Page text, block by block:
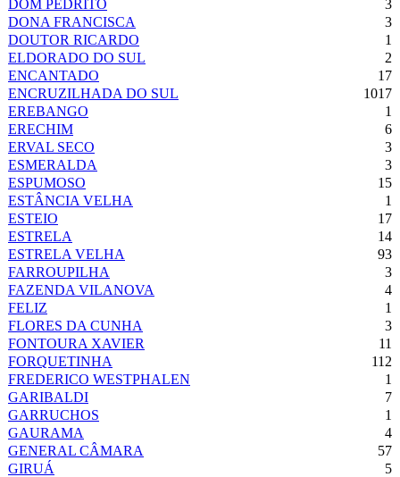
DOM PEDRITO
3
DONA FRANCISCA
3
DOUTOR RICARDO
1
ELDORADO DO SUL
2
ENCANTADO
17
ENCRUZILHADA DO SUL
1017
EREBANGO
1
ERECHIM
6
ERVAL SECO
3
ESMERALDA
3
ESPUMOSO
15
ESTÂNCIA VELHA
1
ESTEIO
17
ESTRELA
14
ESTRELA VELHA
93
FARROUPILHA
3
FAZENDA VILANOVA
4
FELIZ
1
FLORES DA CUNHA
3
FONTOURA XAVIER
11
FORQUETINHA
112
FREDERICO WESTPHALEN
1
GARIBALDI
7
GARRUCHOS
1
GAURAMA
4
GENERAL CÂMARA
57
GIRUÁ
5